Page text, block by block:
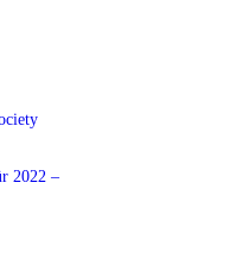
2022 –